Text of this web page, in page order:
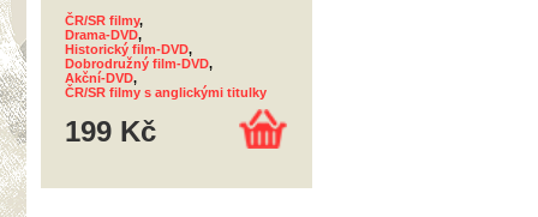
ČR/SR filmy,
Drama-DVD,
Historický film-DVD,
Dobrodružný film-DVD,
Akční-DVD,
ČR/SR filmy s anglickými titulky
199 Kč